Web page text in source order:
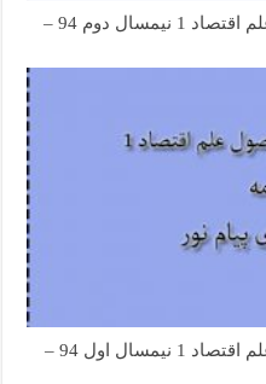
دانلود رایگان نمونه سوال اصول علم اقتصاد 1 نیمسال دوم 94 –
دانلود رایگان نمونه سوال اصول علم اقتصاد 1 نیمسال اول 94 –